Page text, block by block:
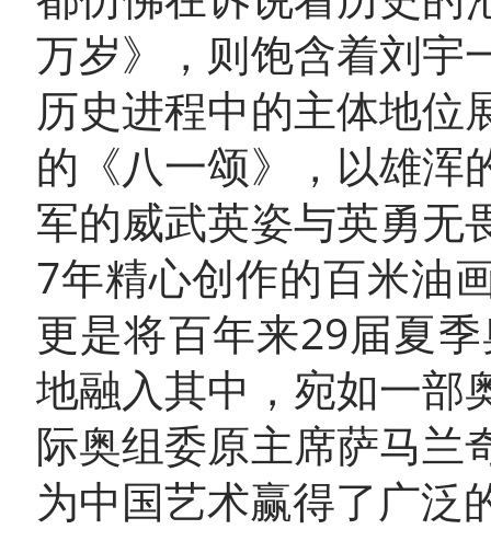
万岁》，则饱含着刘宇
历史进程中的主体地位
的《八一颂》，以雄浑
军的威武英姿与英勇无
7年精心创作的百米油
更是将百年来29届夏
地融入其中，宛如一部
际奥组委原主席萨马兰
为中国艺术赢得了广泛